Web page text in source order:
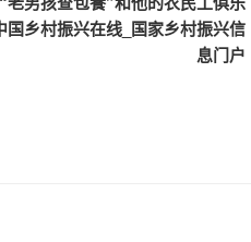
篇
国乡村振兴在线_国家乡村振兴信
息门户